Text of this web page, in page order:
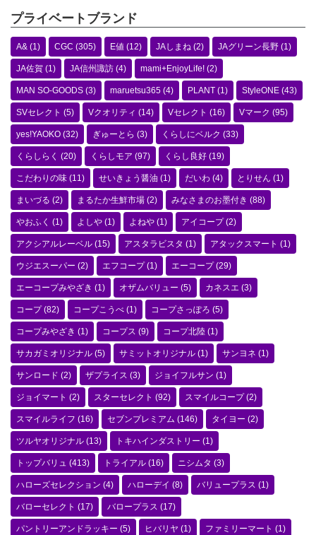
プライベートブランド
A& (1) CGC (305) E値 (12) JAしまね (2) JAグリーン長野 (1)
JA佐賀 (1) JA信州諏訪 (4) mami+EnjoyLife! (2)
MAN SO-GOODS (3) maruetsu365 (4) PLANT (1) StyleONE (43)
SVセレクト (5) Vクオリティ (14) Vセレクト (16) Vマーク (95)
yes!YAOKO (32) ぎゅーとら (3) くらしにベルク (33)
くらしらく (20) くらしモア (97) くらし良好 (19)
こだわりの味 (11) せいきょう醤油 (1) だいわ (4) とりせん (1)
まいづる (2) まるたか生鮮市場 (2) みなさまのお墨付き (88)
やおふく (1) よしや (1) よねや (1) アイコープ(2)
アクシアルレーベル (15) アスタラビスタ (1) アタックスマート (1)
ウジエスーパー (2) エフコープ(1) エーコープ(29)
エーコープみやざき (1) オザムバリュー (5) カネスエ (3)
コープ(82) コープこうべ (1) コープさっぽろ (5)
コープみやざき (1) コープス (9) コープ北陸 (1)
サカガミオリジナル (5) サミットオリジナル (1) サンヨネ (1)
サンロード (2) ザプライス (3) ジョイフルサン (1)
ジョイマート (2) スターセレクト (92) スマイルコープ(2)
スマイルライフ (16) セブンプレミアム (146) タイヨー (2)
ツルヤオリジナル (13) トキハインダストリー (1)
トップバリュ (413) トライアル (16) ニシムタ (3)
ハローズセレクション (4) ハローデイ (8) バリュープラス (1)
バローセレクト (17) バロープラス (17)
パントリーアンドラッキー (5) ヒバリヤ (1) ファミリーマート (1)